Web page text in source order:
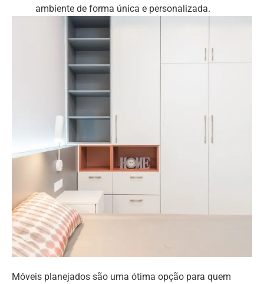
ambiente de forma única e personalizada.
Móveis planejados são uma ótima opção para quem